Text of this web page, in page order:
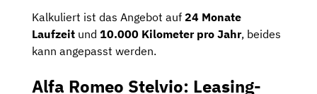
Kalkuliert ist das Angebot auf 24 Monate
Laufzeit und 10.000 Kilometer pro Jahr, beides
kann angepasst werden.
Alfa Romeo Stelvio: Leasing-